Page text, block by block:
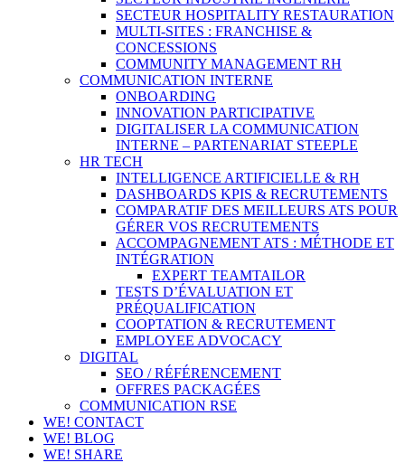
SECTEUR HOSPITALITY RESTAURATION
MULTI-SITES : FRANCHISE &
CONCESSIONS
COMMUNITY MANAGEMENT RH
COMMUNICATION INTERNE
ONBOARDING
INNOVATION PARTICIPATIVE
DIGITALISER LA COMMUNICATION
INTERNE – PARTENARIAT STEEPLE
HR TECH
INTELLIGENCE ARTIFICIELLE & RH
DASHBOARDS KPIS & RECRUTEMENTS
COMPARATIF DES MEILLEURS ATS POUR
GÉRER VOS RECRUTEMENTS
ACCOMPAGNEMENT ATS : MÉTHODE ET
INTÉGRATION
EXPERT TEAMTAILOR
TESTS D’ÉVALUATION ET
PRÉQUALIFICATION
COOPTATION & RECRUTEMENT
EMPLOYEE ADVOCACY
DIGITAL
SEO / RÉFÉRENCEMENT
OFFRES PACKAGÉES
COMMUNICATION RSE
WE! CONTACT
WE! BLOG
WE! SHARE